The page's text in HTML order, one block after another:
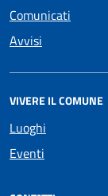
Comunicati
Avvisi
VIVERE IL COMUNE
Luoghi
Eventi